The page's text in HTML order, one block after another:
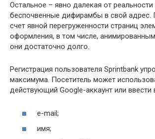
Остальное – явно далекая от реальности
беспочвенные дифирамбы в свой адрес.
счет явной перегруженности страниц
оформления, в том числе,
они достаточно долго.
Регистрация пользователя Sprintbank
максимума. Посетитель может
действующий Google-аккаунт или ввести
e-mail;
имя;